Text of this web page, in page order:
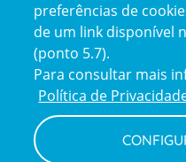
e
elogios
preferências de
de um link disponível
(ponto 5.7).
Para consultar mais
Política de